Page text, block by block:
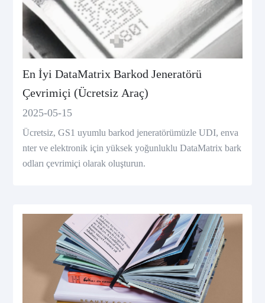
En İyi DataMatrix Barkod Jeneratörü
Çevrimiçi (Ücretsiz Araç)
2025-05-15
Ücretsiz, GS1 uyumlu barkod jeneratörümüzle UDI, enva
nter ve elektronik için yüksek yoğunluklu DataMatrix bark
odları çevrimiçi olarak oluşturun.